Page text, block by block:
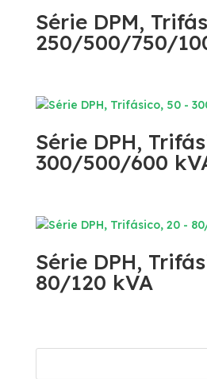
Série DPM,
250/500/750/
Série DPH,
300/500/600
Série DPH,
80/120 kVA